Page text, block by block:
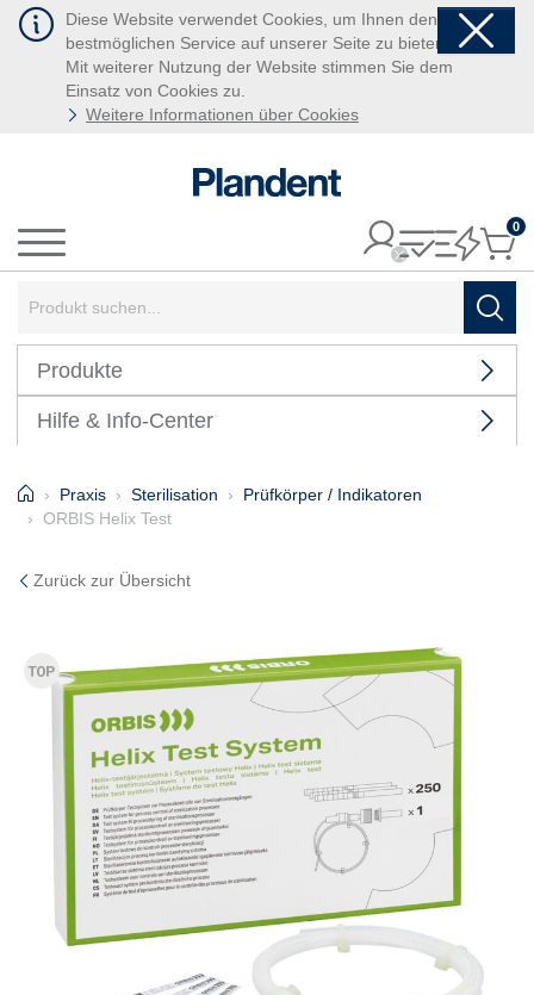
Diese Website verwendet Cookies, um Ihnen den
bestmöglichen Service auf unserer Seite zu bieten.
Mit weiterer Nutzung der Website stimmen Sie dem
Einsatz von Cookies zu.
Weitere Informationen über Cookies
Menü
0
Produkte
Hilfe & Info-Center
HomePraxis Sterilisation
Prüfkörper / Indikatoren
ORBIS Helix Test
Zurück zur Übersicht